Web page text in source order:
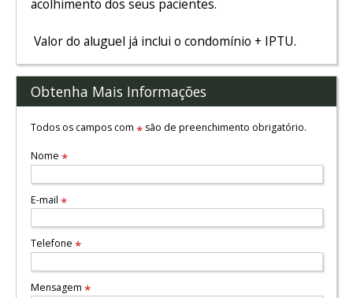
acolhimento dos seus pacientes.
Valor do aluguel já inclui o condomínio + IPTU.
Obtenha Mais Informações
Todos os campos com *são de preenchimento obrigatório.
Nome *
E-mail *
Telefone *
Mensagem *